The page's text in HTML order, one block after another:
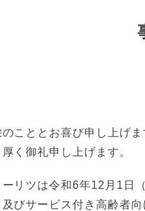
こととお喜び申し上げま
く御礼申し上げます。
リツは令和6年12月1日
びサービス付き高齢者